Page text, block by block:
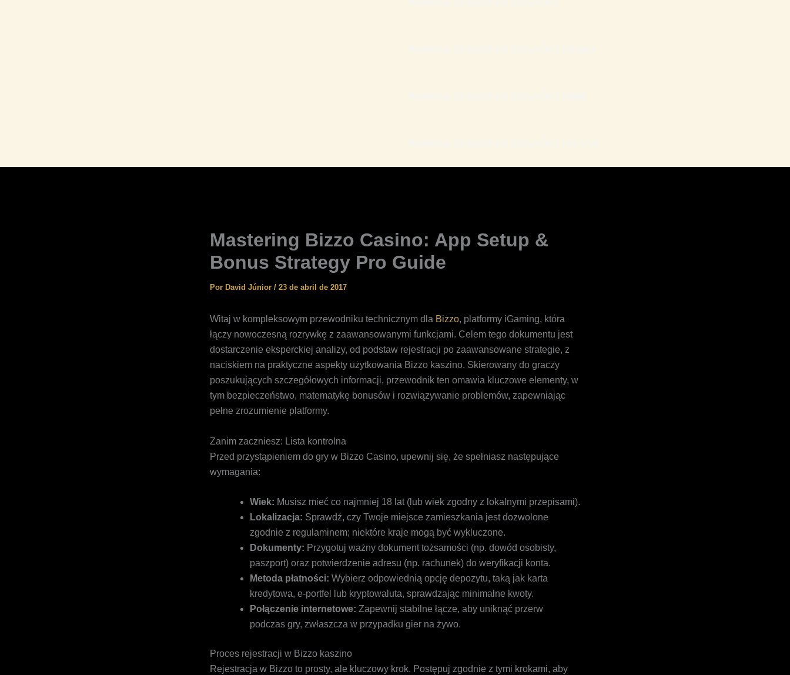
Mastering Bizzo Casino: App Setup &
Bonus Strategy Pro Guide
Por David Júnior / 23 de abril de 2017
Witaj w kompleksowym przewodniku technicznym dla Bizzo, platformy iGaming, która
łączy nowoczesną rozrywkę z zaawansowanymi funkcjami. Celem tego dokumentu jest
dostarczenie eksperckiej analizy, od podstaw rejestracji po zaawansowane strategie, z
naciskiem na praktyczne aspekty użytkowania Bizzo kaszino. Skierowany do graczy
poszukujących szczegółowych informacji, przewodnik ten omawia kluczowe elementy, w
tym bezpieczeństwo, matematykę bonusów i rozwiązywanie problemów, zapewniając
pełne zrozumienie platformy.
Zanim zaczniesz: Lista kontrolna
Przed przystąpieniem do gry w Bizzo Casino, upewnij się, że spełniasz następujące
wymagania:
Wiek: Musisz mieć co najmniej 18 lat (lub wiek zgodny z lokalnymi przepisami).
Lokalizacja: Sprawdź, czy Twoje miejsce zamieszkania jest dozwolone
zgodnie z regulaminem; niektóre kraje mogą być wykluczone.
Dokumenty: Przygotuj ważny dokument tożsamości (np. dowód osobisty,
paszport) oraz potwierdzenie adresu (np. rachunek) do weryfikacji konta.
Metoda płatności: Wybierz odpowiednią opcję depozytu, taką jak karta
kredytowa, e-portfel lub kryptowaluta, sprawdzając minimalne kwoty.
Połączenie internetowe: Zapewnij stabilne łącze, aby uniknąć przerw
podczas gry, zwłaszcza w przypadku gier na żywo.
Proces rejestracji w Bizzo kaszino
Rejestracja w Bizzo to prosty, ale kluczowy krok. Postępuj zgodnie z tymi krokami, aby